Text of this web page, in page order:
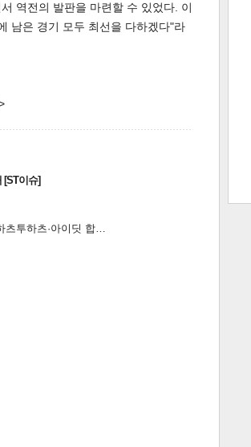
역전의 발판을 마련할 수 있었다. 이
남은 경기 모두 최선을 다하겠다"라
[ST이슈]
츠투하츠·아이딧 합…